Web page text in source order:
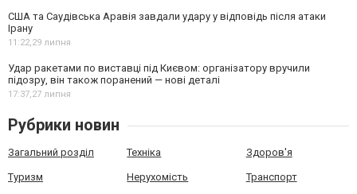
США та Саудівська Аравія завдали удару у відповідь після атаки
Ірану
11:22,29 липня
Удар ракетами по виставці під Києвом: організатору вручили
підозру, він також поранений — нові деталі
17:37,27 липня
Рубрики новин
Загальний розділ Техніка Здоров'я
Туризм Нерухомість Транспорт